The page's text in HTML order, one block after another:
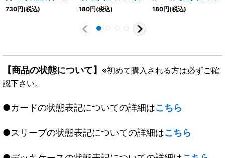
ー)【-】{BP01-LD06}
《ウィッチ》
730円(税込)
《ウィッチ》
180円(税込)
SL14}《ロイヤル》
180円(税込)
【商品の状態について】 ※初めて購入される方は必ずご確
認下さい。
●カードの状態表記についての詳細はこちら
●スリーブの状態表記についての詳細はこちら